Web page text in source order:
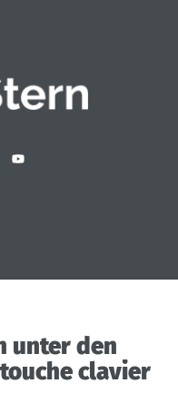
unterden
toucheclavier